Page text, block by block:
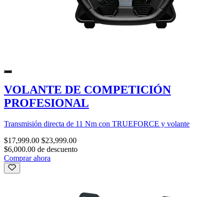
VOLANTE DE COMPETICIÓN
PROFESIONAL
Transmisión directa de 11 Nm con TRUEFORCE y volante
$17,999.00 $23,999.00
$6,000.00 de descuento
Comprar ahora